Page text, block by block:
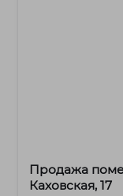
Продажа
Каховская, 17